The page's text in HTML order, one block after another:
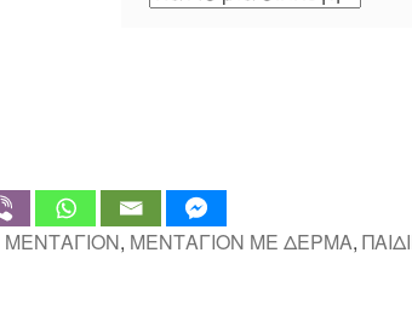
ΜΕΝΤΑΓΙΟΝ, ΜΕΝΤΑΓΙΟΝ ΜΕ ΔΕΡΜΑ,